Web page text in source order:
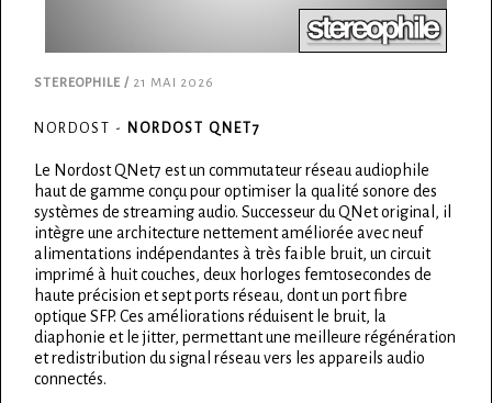
STEREOPHILE / 21 MAI 2026
NORDOST - NORDOST QNET7
Le Nordost QNet7 est un commutateur réseau audiophile
haut de gamme conçu pour optimiser la qualité sonore des
systèmes de streaming audio. Successeur du QNet original, il
intègre une architecture nettement améliorée avec neuf
alimentations indépendantes à très faible bruit, un circuit
imprimé à huit couches, deux horloges femtosecondes de
haute précision et sept ports réseau, dont un port fibre
optique SFP. Ces améliorations réduisent le bruit, la
diaphonie et le jitter, permettant une meilleure régénération
et redistribution du signal réseau vers les appareils audio
connectés.